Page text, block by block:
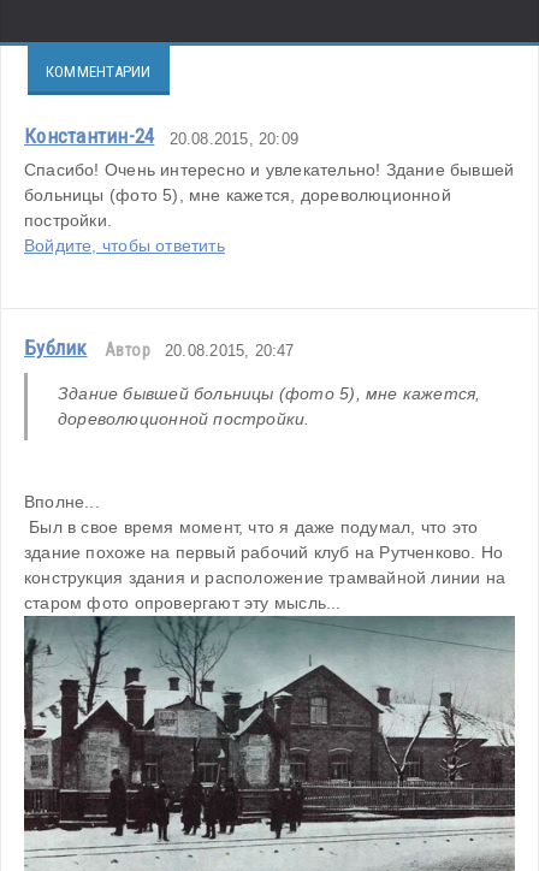
КОММЕНТАРИИ
Константин-24 20.08.2015, 20:09
Спасибо! Очень интересно и увлекательно! Здание бывшей
больницы (фото 5), мне кажется, дореволюционной
постройки.
Войдите, чтобы ответить
Бублик Автор 20.08.2015, 20:47
Здание бывшей больницы (фото 5), мне кажется,
дореволюционной постройки.
Вполне...
Был в свое время момент, что я даже подумал, что это
здание похоже на первый рабочий клуб на Рутченково. Но
конструкция здания и расположение трамвайной линии на
старом фото опровергают эту мысль...